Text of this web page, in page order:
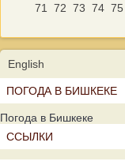
71
72 73 74 75
English
ПОГОДА В БИШКЕКЕ
Погода в Бишкеке
ССЫЛКИ